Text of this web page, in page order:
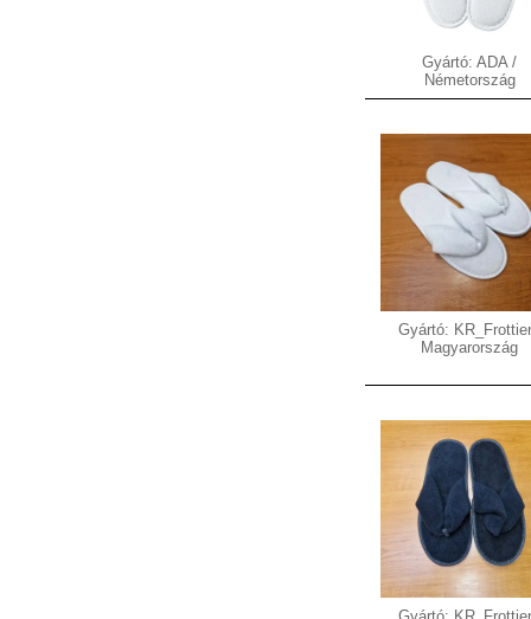
Gyártó: ADA /
Németország
Gyártó:
Magyarország